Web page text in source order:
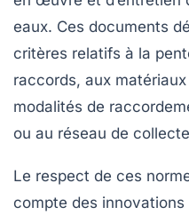
eaux. Ces documents
critères relatifs à la
raccords, aux
modalités de
ou au réseau de
Le respect de ces
compte des